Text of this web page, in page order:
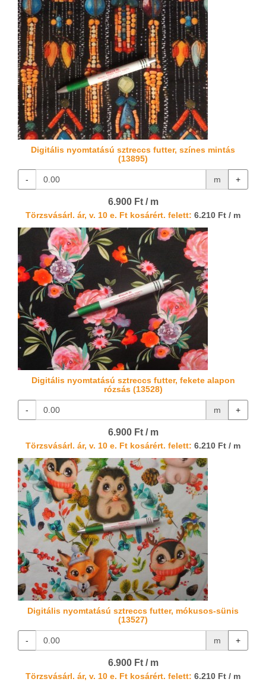
Digitális nyomtatású sztreccs futter, színes mintás
(13895)
- m +
6.900 Ft / m
Törzsvásárl. ár, v. 10 e. Ft kosárért. felett: 6.210 Ft / m
Digitális nyomtatású sztreccs futter, fekete alapon
rózsás (13528)
- m +
6.900 Ft / m
Törzsvásárl. ár, v. 10 e. Ft kosárért. felett: 6.210 Ft / m
Digitális nyomtatású sztreccs futter, mókusos-sünis
(13527)
- m +
6.900 Ft / m
Törzsvásárl. ár, v. 10 e. Ft kosárért. felett: 6.210 Ft / m